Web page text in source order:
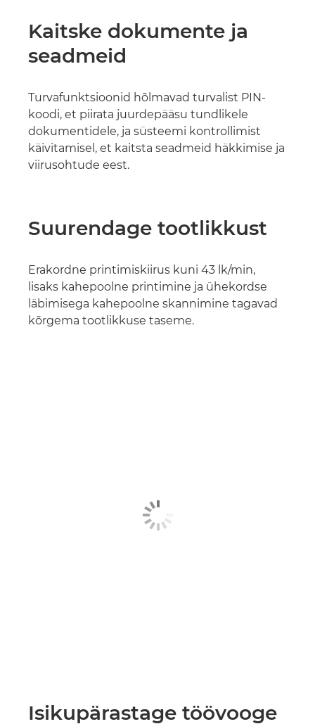
Kaitske dokumente ja
seadmeid
Turvafunktsioonid hõlmavad turvalist PIN-
koodi, et piirata juurdepääsu tundlikele
dokumentidele, ja süsteemi kontrollimist
käivitamisel, et kaitsta seadmeid häkkimise ja
viirusohtude eest.
Suurendage tootlikkust
Erakordne printimiskiirus kuni 43 lk/min,
lisaks kahepoolne printimine ja ühekordse
läbimisega kahepoolne skannimine tagavad
kõrgema tootlikkuse taseme.
Isikupärastage töövooge